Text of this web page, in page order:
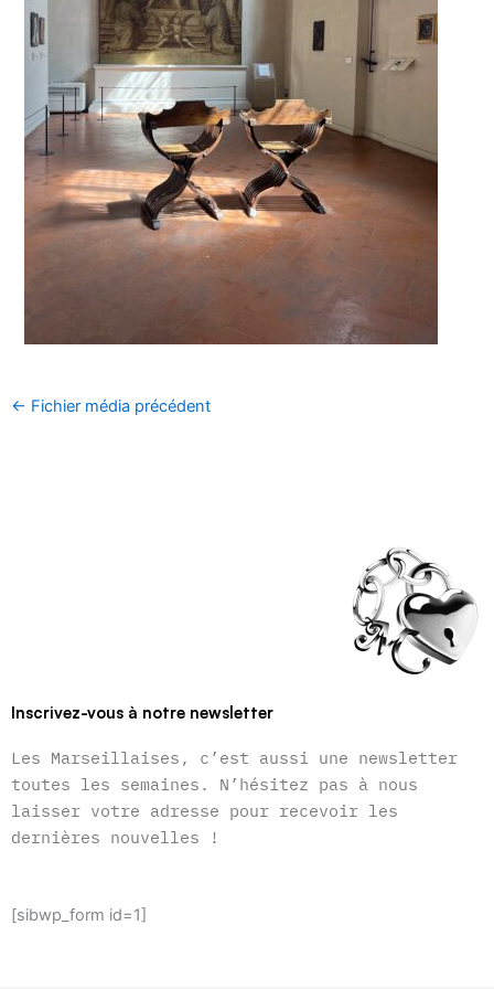
← Fichier média précédent
Inscrivez-vous à notre newsletter
Les Marseillaises, c’est aussi une newsletter
toutes les semaines. N’hésitez pas à nous
laisser votre adresse pour recevoir les
dernières nouvelles !
[sibwp_form id=1]